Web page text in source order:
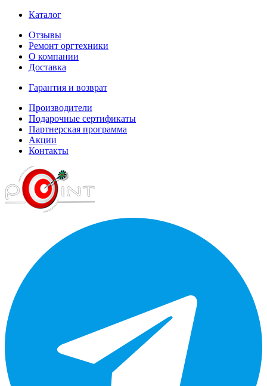
Каталог
Отзывы
Ремонт оргтехники
О компании
Доставка
Гарантия и возврат
Производители
Подарочные сертификаты
Партнерская программа
Акции
Контакты